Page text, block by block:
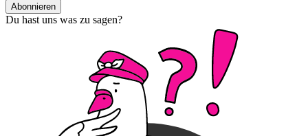
Abonnieren
Du hast uns was zu sagen?